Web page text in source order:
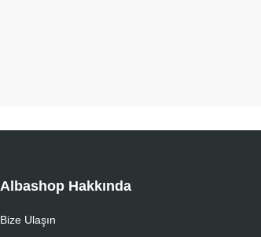
Albashop Hakkında
Bize Ulaşın